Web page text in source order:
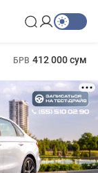
БРВ 412 000 сум